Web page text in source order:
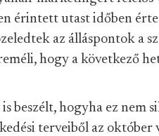
érintett utast időben
az álláspontok a
hogy a következő
beszélt, hogyha ez nem
terveiből az október